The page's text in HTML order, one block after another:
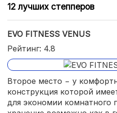
12 лучших степперов
EVO FITNESS VENUS
Рейтинг: 4.8
Второе место − у
конструкция которой
для экономии комнатного